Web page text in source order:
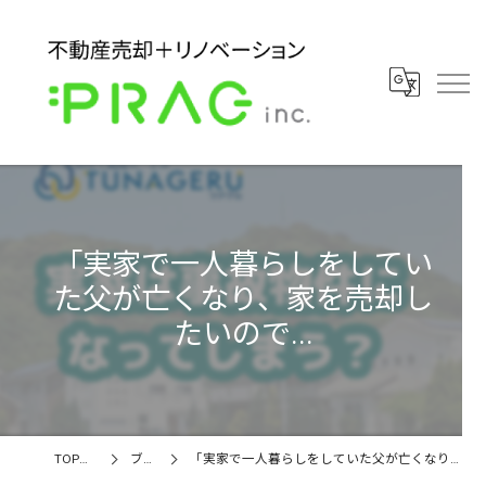
「実家で一人暮らしをしてい
た父が亡くなり、家を売却し
たいので...
TOPページ ブログ 「実家で一人暮らしをしていた父が亡くなり、家を売却したいので...